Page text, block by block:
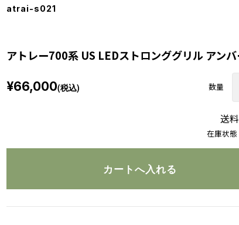
atrai-s021
アトレー700系 US LEDストロンググリル アンバ
在庫状態
¥66,000(税込) 数量
送